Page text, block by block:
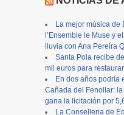
La mejor música de
l’Ensemble le Muse y
lluvia con Ana Pereira
Santa Pola recibe
mil euros para
En dos años podría
Cañada del Fenollar:
gana la licitación por
La Conselleria de